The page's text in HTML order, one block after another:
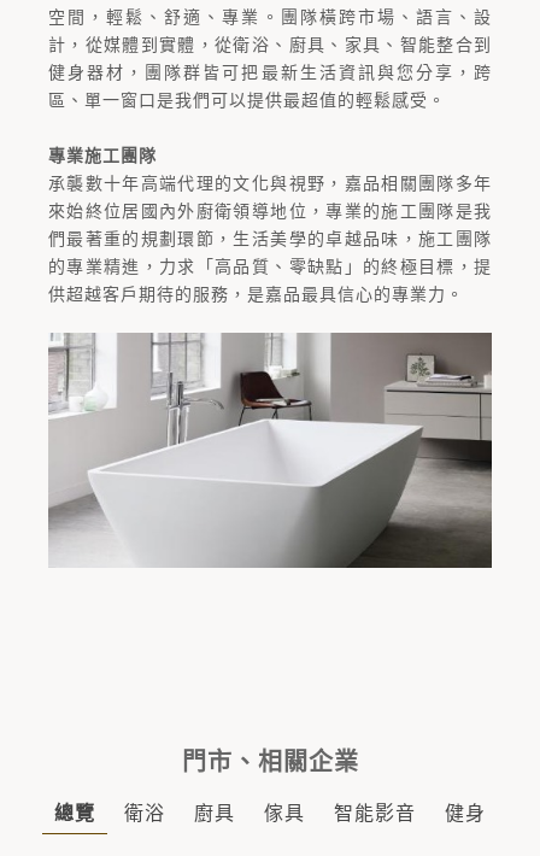
空間，輕鬆、舒適、專業。團隊橫跨市場、語言、設
計，從媒體到實體，從衛浴、廚具、家具、智能整合到
健身器材，團隊群皆可把最新生活資訊與您分享，跨
區、單一窗口是我們可以提供最超值的輕鬆感受。
專業施工團隊
承襲數十年高端代理的文化與視野，嘉品相關團隊多年
來始終位居國內外廚衛領導地位，專業的施工團隊是我
們最著重的規劃環節，生活美學的卓越品味，施工團隊
的專業精進，力求「高品質、零缺點」的終極目標，提
供超越客戶期待的服務，是嘉品最具信心的專業力。
門市、相關企業
總覽 衛浴 廚具 傢具 智能影音 健身